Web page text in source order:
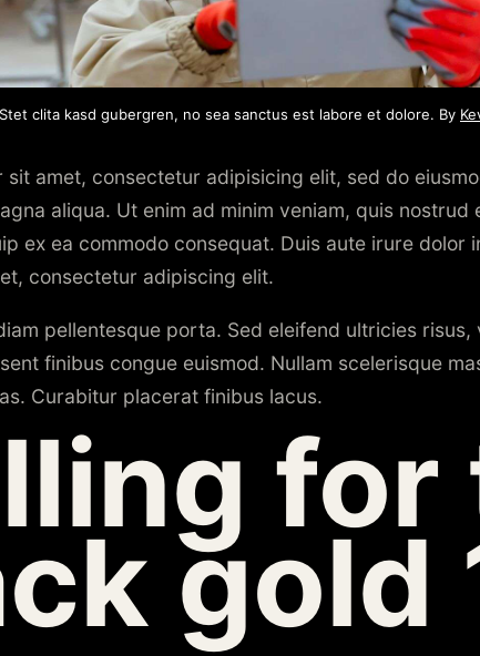
Stet clita kasd gubergren, no sea sanctus est labore et dolore. By
sit amet, consectetur adipisicing elit, sed do
aliqua. Ut enim ad minim veniam, quis nostrud
ex ea commodo consequat. Duis aute irure dolor
consectetur adipiscing elit.
pellentesque porta. Sed eleifend ultricies
finibus congue euismod. Nullam scelerisque
Curabitur placerat finibus lacus.
for
gold